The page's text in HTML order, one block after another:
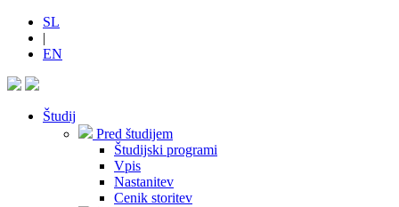
SL
|
EN
Študij
Pred študijem
Študijski programi
Vpis
Nastanitev
Cenik storitev